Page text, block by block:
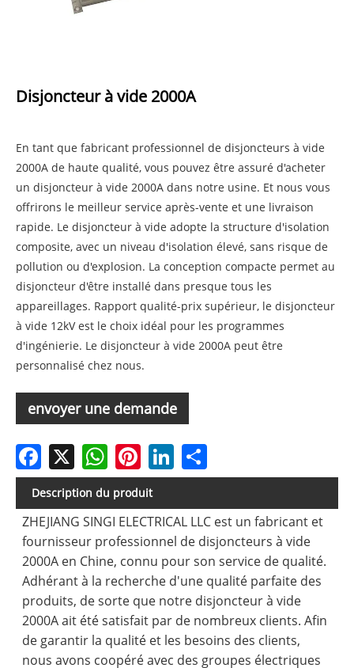
Disjoncteur à vide 2000A
En tant que fabricant professionnel de disjoncteurs à vide
2000A de haute qualité, vous pouvez être assuré d'acheter
un disjoncteur à vide 2000A dans notre usine. Et nous vous
offrirons le meilleur service après-vente et une livraison
rapide. Le disjoncteur à vide adopte la structure d'isolation
composite, avec un niveau d'isolation élevé, sans risque de
pollution ou d'explosion. La conception compacte permet au
disjoncteur d'être installé dans presque tous les
appareillages. Rapport qualité-prix supérieur, le disjoncteur
à vide 12kV est le choix idéal pour les programmes
d'ingénierie. Le disjoncteur à vide 2000A peut être
personnalisé chez nous.
envoyer une demande
Facebook WhatsAppPinterestLinkedIn
Description du produit
ZHEJIANG SINGI ELECTRICAL LLC est un fabricant et
fournisseur professionnel de disjoncteurs à vide
2000A en Chine, connu pour son service de qualité.
Adhérant à la recherche d'une qualité parfaite des
produits, de sorte que notre disjoncteur à vide
2000A ait été satisfait par de nombreux clients. Afin
de garantir la qualité et les besoins des clients,
nous avons coopéré avec des groupes électriques